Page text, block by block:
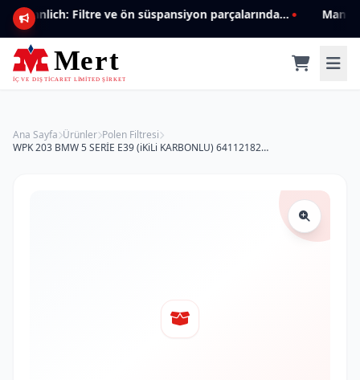
Mannlich: Filtre ve ön süspansiyon parçalarında genişleyen ürün yelpazesiyle kalite ve güven.
Ana Sayfa Ürünler Polen Filtresi
WPK 203 BMW 5 SERİE E39 (iKiLi KARBONLU) 64112182533 Polen Filtresi